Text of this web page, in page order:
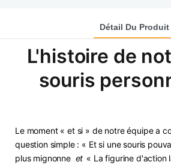
Détail Du Produit
L'histoire de
souris
Le moment « et si » de notre équipe a
question simple : « Et si une souris
plus mignonne et « La figurine d'action